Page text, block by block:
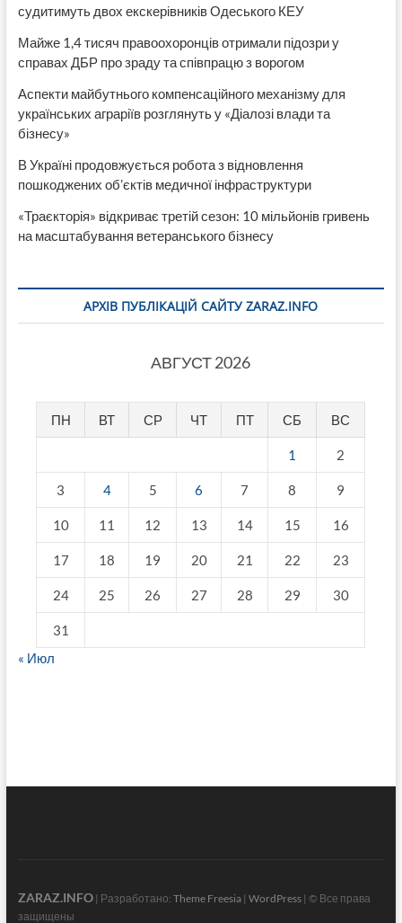
судитимуть двох екскерівників Одеського КЕУ
Майже 1,4 тисяч правоохоронців отримали підозри у
справах ДБР про зраду та співпрацю з ворогом
Аспекти майбутнього компенсаційного механізму для
українських аграріїв розглянуть у «Діалозі влади та
бізнесу»
В Україні продовжується робота з відновлення
пошкоджених об’єктів медичної інфраструктури
«Траєкторія» відкриває третій сезон: 10 мільйонів гривень
на масштабування ветеранського бізнесу
АРХІВ ПУБЛІКАЦІЙ САЙТУ ZARAZ.INFO
АВГУСТ 2026
ПН ВТ СР ЧТ ПТ СБ ВС
1 2
3 4 5 6 7 8 9
10 11 12 13 14 15 16
17 18 19 20 21 22 23
24 25 26 27 28 29 30
31
« Июл
ZARAZ.INFO| Разработано: Theme Freesia| WordPress| © Все права
защищены